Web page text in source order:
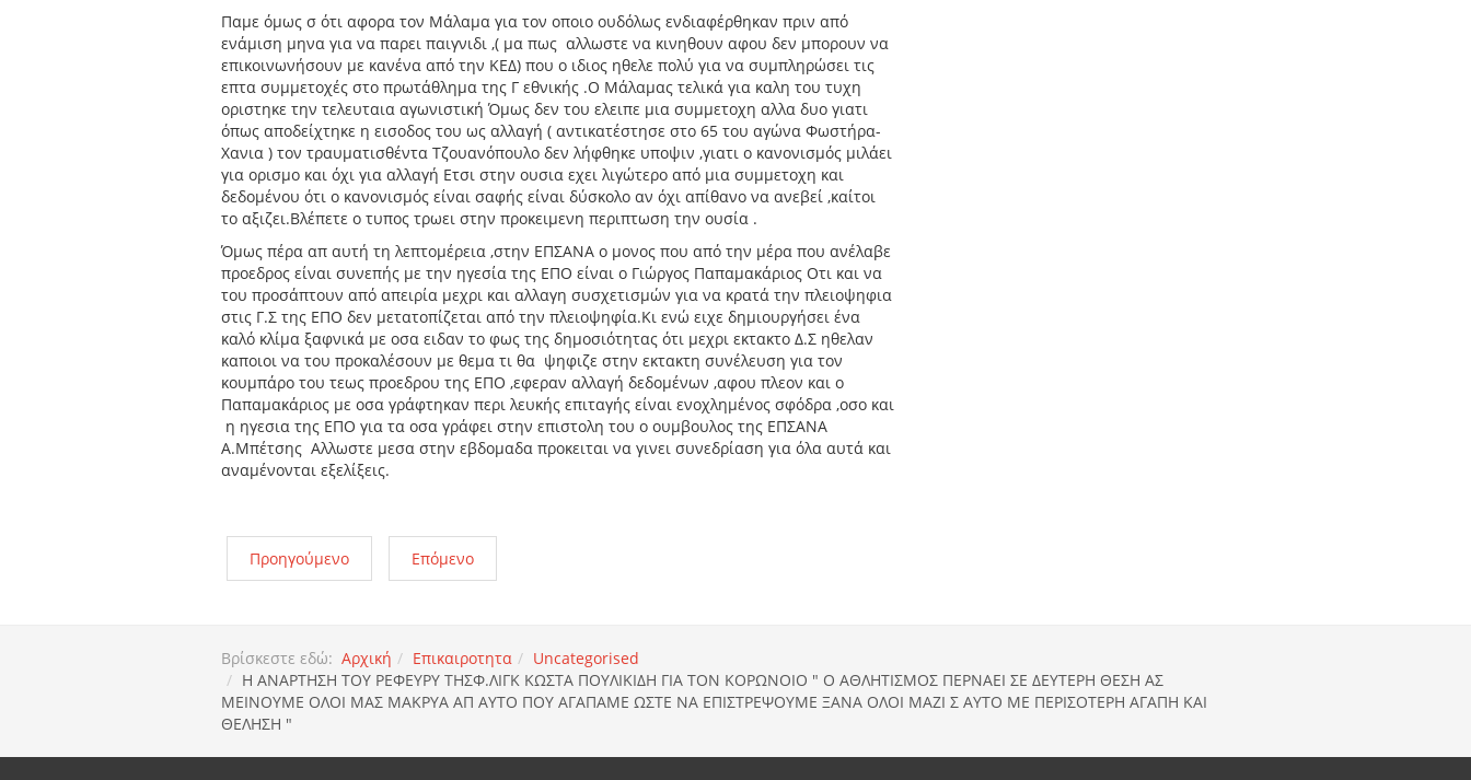
Παμε όμως σ ότι αφορα τον Μάλαμα για τον οποιο ουδόλως ενδιαφέρθηκαν πριν από
ενάμιση μηνα για να παρει παιγνιδι ,( μα πως αλλωστε να κινηθουν αφου δεν μπορουν να
επικοινωνήσουν με κανένα από την ΚΕΔ) που ο ιδιος ηθελε πολύ για να συμπληρώσει τις
επτα συμμετοχές στο πρωτάθλημα της Γ εθνικής .Ο Μάλαμας τελικά για καλη του τυχη
οριστηκε την τελευταια αγωνιστική Όμως δεν του ελειπε μια συμμετοχη αλλα δυο γιατι
όπως αποδείχτηκε η εισοδος του ως αλλαγή ( αντικατέστησε στο 65 του αγώνα Φωστήρα-
Χανια ) τον τραυματισθέντα Τζουανόπουλο δεν λήφθηκε υποψιν ,γιατι ο κανονισμός μιλάει
για ορισμο και όχι για αλλαγή Ετσι στην ουσια εχει λιγώτερο από μια συμμετοχη και
δεδομένου ότι ο κανονισμός είναι σαφής είναι δύσκολο αν όχι απίθανο να ανεβεί ,καίτοι
το αξιζει.Βλέπετε ο τυπος τρωει στην προκειμενη περιπτωση την ουσία .
Όμως πέρα απ αυτή τη λεπτομέρεια ,στην ΕΠΣΑΝΑ ο μονος που από την μέρα που ανέλαβε
προεδρος είναι συνεπής με την ηγεσία της ΕΠΟ είναι ο Γιώργος Παπαμακάριος Οτι και να
του προσάπτουν από απειρία μεχρι και αλλαγη συσχετισμών για να κρατά την πλειοψηφια
στις Γ.Σ της ΕΠΟ δεν μετατοπίζεται από την πλειοψηφία.Κι ενώ ειχε δημιουργήσει ένα
καλό κλίμα ξαφνικά με οσα ειδαν το φως της δημοσιότητας ότι μεχρι εκτακτο Δ.Σ ηθελαν
καποιοι να του προκαλέσουν με θεμα τι θα ψηφιζε στην εκτακτη συνέλευση για τον
κουμπάρο του τεως προεδρου της ΕΠΟ ,εφεραν αλλαγή δεδομένων ,αφου πλεον και ο
Παπαμακάριος με οσα γράφτηκαν περι λευκής επιταγής είναι ενοχλημένος σφόδρα ,οσο και
η ηγεσια της ΕΠΟ για τα οσα γράφει στην επιστολη του ο ουμβουλος της ΕΠΣΑΝΑ
Α.Μπέτσης Αλλωστε μεσα στην εβδομαδα προκειται να γινει συνεδρίαση για όλα αυτά και
αναμένονται εξελίξεις.
Προηγούμενο Επόμενο
Βρίσκεστε εδώ: Αρχική Επικαιροτητα
Uncategorised
Η ΑΝΑΡΤΗΣΗ ΤΟΥ ΡΕΦΕΥΡΥ ΤΗΣΦ.ΛΙΓΚ ΚΩΣΤΑ ΠΟΥΛΙΚΙΔΗ ΓΙΑ ΤΟΝ ΚΟΡΩΝΟΙΟ " Ο ΑΘΛΗΤΙΣΜΟΣ ΠΕΡΝΑΕΙ ΣΕ ΔΕΥΤΕΡΗ ΘΕΣΗ ΑΣ
ΜΕΙΝΟΥΜΕ ΟΛΟΙ ΜΑΣ ΜΑΚΡΥΑ ΑΠ ΑΥΤΟ ΠΟΥ ΑΓΑΠΑΜΕ ΩΣΤΕ ΝΑ ΕΠΙΣΤΡΕΨΟΥΜΕ ΞΑΝΑ ΟΛΟΙ ΜΑΖΙ Σ ΑΥΤΟ ΜΕ ΠΕΡΙΣΟΤΕΡΗ ΑΓΑΠΗ ΚΑΙ
ΘΕΛΗΣΗ "